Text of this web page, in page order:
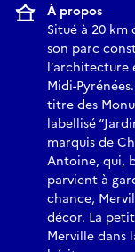
À propos
Situé à 20 km
son parc
l’architecture
Midi-
titre des
labellisé
marquis de
Antoine, qui,
parvient à
chance,
décor. La
Merville dans